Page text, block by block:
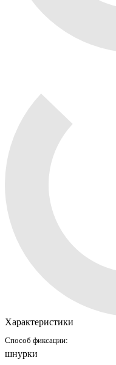
Характеристики
Способ фиксации:
шнурки